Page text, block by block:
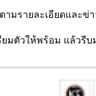
ามรายละเอียดและข่
ยมตัวให้พร้อม แล้วรี